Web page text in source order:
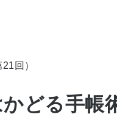
回）
どる手帳